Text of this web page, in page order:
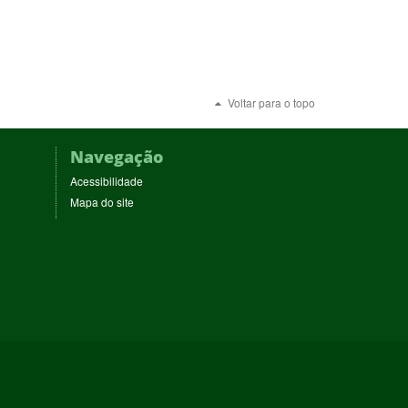
Voltar para o topo
Navegação
Acessibilidade
Mapa do site